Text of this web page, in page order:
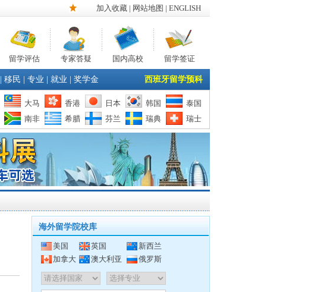
加入收藏 | 网站地图 | ENGLISH
留学评估 专家答疑 国内高校 留学签证
移民 专业 就业 奖学金 西班牙留学预科
大马 香港 日本 韩国
泰国
南非 希腊 芬兰 瑞典 瑞士
海外留学院校库
美国 英国
新西兰
加拿大
澳大利亚 俄罗斯